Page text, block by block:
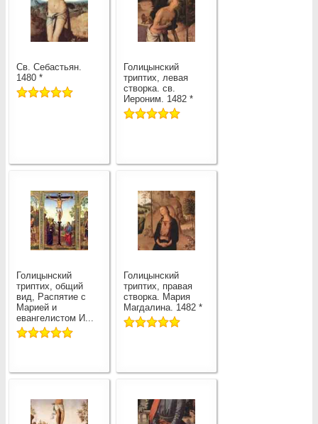
Св. Себастьян.
1480 *
Голицынский
триптих, левая
створка. св.
Иероним. 1482 *
Голицынский
триптих, общий
вид, Распятие с
Марией и
евангелистом И...
Голицынский
триптих, правая
створка. Мария
Магдалина. 1482 *